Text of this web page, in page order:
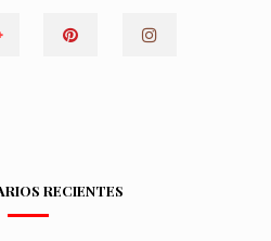
RECIENTES